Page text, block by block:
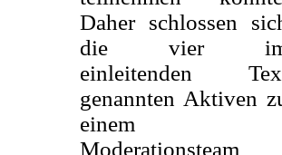
Daher schlossen
die vier
einleitenden
genannten Aktiven
einem
Moderationsteam